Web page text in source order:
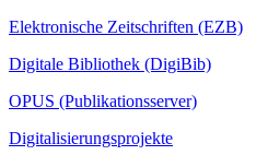
Elektronische Zeitschriften (EZB)
Digitale Bibliothek (DigiBib)
OPUS (Publikationsserver)
Digitalisierungsprojekte